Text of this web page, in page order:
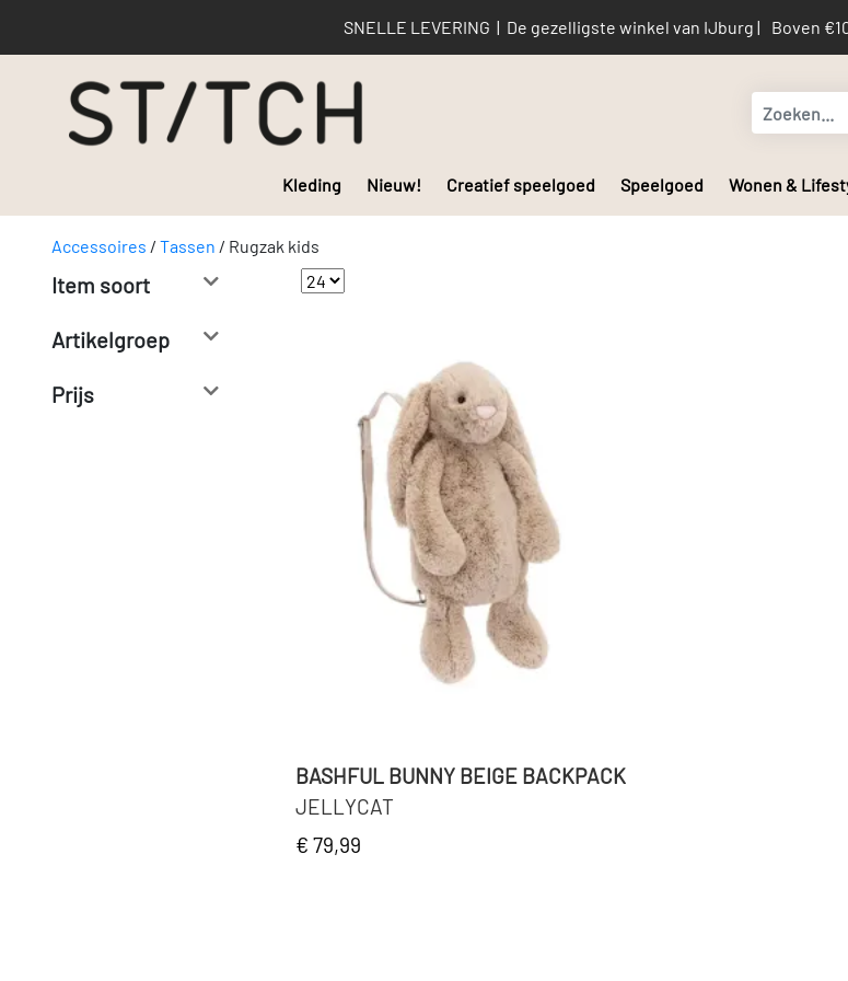
SNELLE LEVERING | De gezelligste winkel van IJburg | Boven
Kleding Nieuw! Creatief speelgoed Speelgoed Wonen &
Accessoires / Tassen / Rugzak kids
Item soort
Artikelgroep
Prijs
BASHFUL BUNNY BEIGE BACKPACK
JELLYCAT
€ 79,99